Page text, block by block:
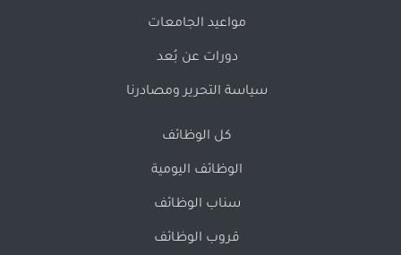
مواعيد الجامعات
دورات عن بُعد
سياسة التحرير ومصادرنا
كل الوظائف
الوظائف اليومية
سناب الوظائف
قروب الوظائف